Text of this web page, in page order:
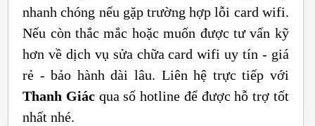
nhanh chóng nếu gặp trường hợp lỗi card wifi.
Nếu còn thắc mắc hoặc muốn được tư vấn kỹ
hơn về dịch vụ sửa chữa card wifi uy tín - giá
rẻ - bảo hành dài lâu. Liên hệ trực tiếp với
Thanh Giác qua số hotline để được hỗ trợ tốt
nhất nhé.